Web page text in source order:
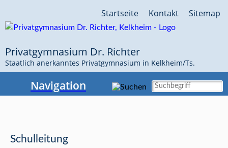
überspringen
Sitemap
Kontakt
Startseite
Privatgymnasium Dr. Richter
Staatlich anerkanntes Privatgymnasium in Kelkheim/Ts.
Navigation
Schulleitung